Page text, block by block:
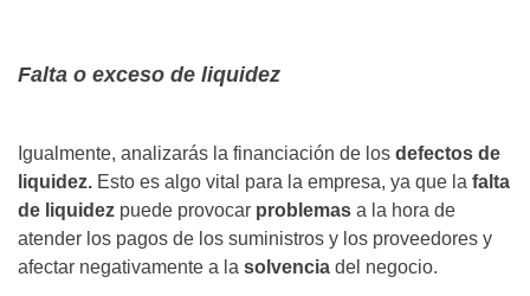
Falta o exceso de liquidez
Igualmente, analizarás la financiación de los defectos de
liquidez. Esto es algo vital para la empresa, ya que la falta
de liquidez puede provocar problemas a la hora de
atender los pagos de los suministros y los proveedores y
afectar negativamente a la solvencia del negocio.